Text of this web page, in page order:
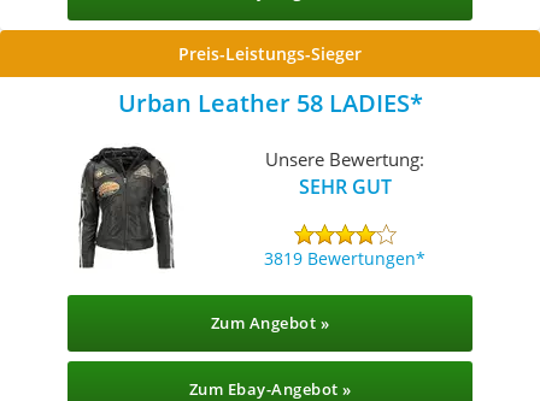
Preis-Leistungs-Sieger
Urban Leather 58 LADIES
Unsere Bewertung:
SEHR GUT
3819 Bewertungen
Zum Angebot »
Zum Ebay-Angebot »